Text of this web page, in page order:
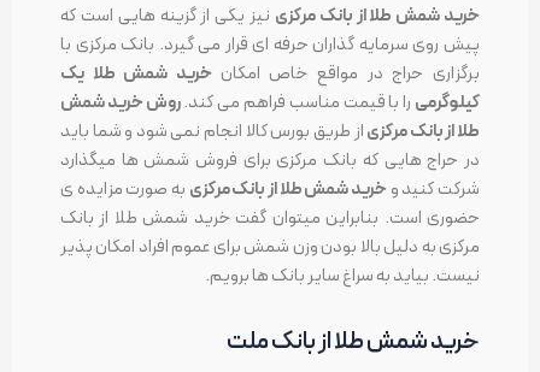
خرید شمش طلا از بانک مرکزی نیز یکی از گزینه هایی است که
پیش روی سرمایه گذاران حرفه ای قرار می گیرد. بانک مرکزی با
برگزاری حراج در مواقع خاص امکان خرید شمش طلا یک
کیلوگرمی را با قیمت مناسب فراهم می کند.روش خرید شمش
طلا از بانک مرکزیاز طریق بورس کالا انجام نمی شود و شما باید
در حراج هایی که بانک مرکزی برای فروش شمش ها میگذارد
شرکت کنید وخرید شمش طلا از بانک مرکزی به صورت مزایده ی
حضوری است. بنابراین میتوان گفت خرید شمش طلا از بانک
مرکزی به دلیل بالا بودن وزن شمش برای عموم افراد امکان پذیر
نیست. بیاید به سراغ سایر بانک ها برویم.
خرید شمش طلا از بانک ملت